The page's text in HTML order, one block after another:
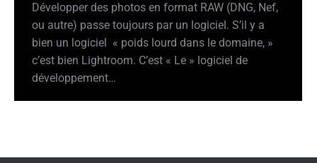
Développer des photos en format RAW (DNG, Nef,
ou autre) passe toujours par un logiciel. S’il y a
bien un logiciel « poids lourd dans le domaine, »
c’est bien Lightroom. C’est « Le » logiciel de
développement…